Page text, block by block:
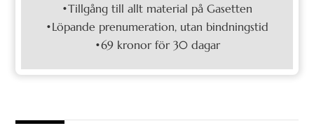
•Tillgång till allt material på Gasetten
•Löpande prenumeration, utan bindningstid
•69 kronor för 30 dagar